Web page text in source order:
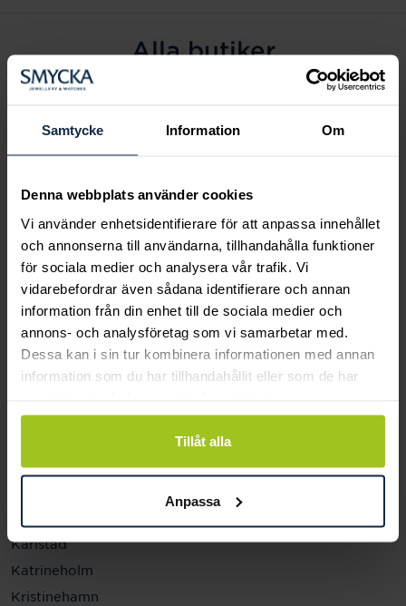
Samtycke Information Om
Denna webbplats använder cookies
Vi använder enhetsidentifierare för att anpassa innehållet
och annonserna till användarna, tillhandahålla funktioner
för sociala medier och analysera vår trafik. Vi
vidarebefordrar även sådana identifierare och annan
information från din enhet till de sociala medier och
annons- och analysföretag som vi samarbetar med.
Dessa kan i sin tur kombinera informationen med annan
information som du har tillhandahållit eller som de har
Tillåt alla
Anpassa
Alla butiker
Alingsås
Arvidsjaur
Eksjö
Fagersta
Farsta
Gävle
Halmstad
Halmstad Hallarna
Haninge
Helsingborg
Jönköping
Karlstad
Katrineholm
Kristinehamn